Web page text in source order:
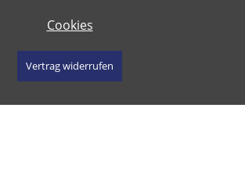
Cookies
Vertrag widerrufen